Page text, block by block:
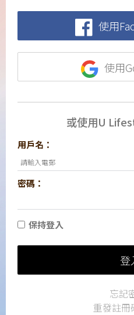
使用
使用
或使用U
用戶名：
密碼：
保持登入
登
忘記
重發註冊